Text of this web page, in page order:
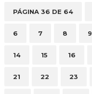
PÁGINA 36 DE 64
6 7 8 9
14 15 16
21 22 23